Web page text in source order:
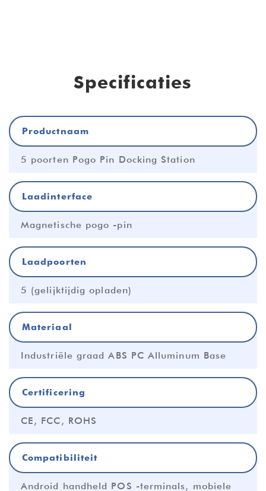
Specificaties
Productnaam
5 poorten Pogo Pin Docking Station
Laadinterface
Magnetische pogo -pin
Laadpoorten
5 (gelijktijdig opladen)
Materiaal
Industriële graad ABS PC Alluminum Base
Certificering
CE, FCC, ROHS
Compatibiliteit
Android handheld POS -terminals, mobiele